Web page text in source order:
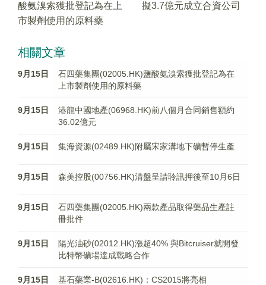
酸氨溴索獲批登記為在上
市製劑使用的原料藥
擬3.7億元成立合資公司
相關文章
9月15日
石四藥集團(02005.HK)鹽酸氨溴索獲批登記為在
上市製劑使用的原料藥
9月15日
港龍中國地產(06968.HK)前八個月合同銷售額約
36.02億元
9月15日 集海資源(02489.HK)附屬宋家溝地下礦暫停生產
9月15日 森美控股(00756.HK)清盤呈請聆訊押後至10月6日
9月15日
石四藥集團(02005.HK)兩款產品取得藥品生產註
冊批件
9月15日
陽光油砂(02012.HK)漲超40% 與Bitcruiser就開發
比特幣礦場達成戰略合作
9月15日
基石藥業-B(02616.HK)：CS2015將亮相